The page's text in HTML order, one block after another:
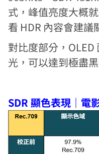
式，峰值亮度大概
看 HDR 內容會建議
對比度部分，
光，可以達到極盡
SDR 顯色表現｜電